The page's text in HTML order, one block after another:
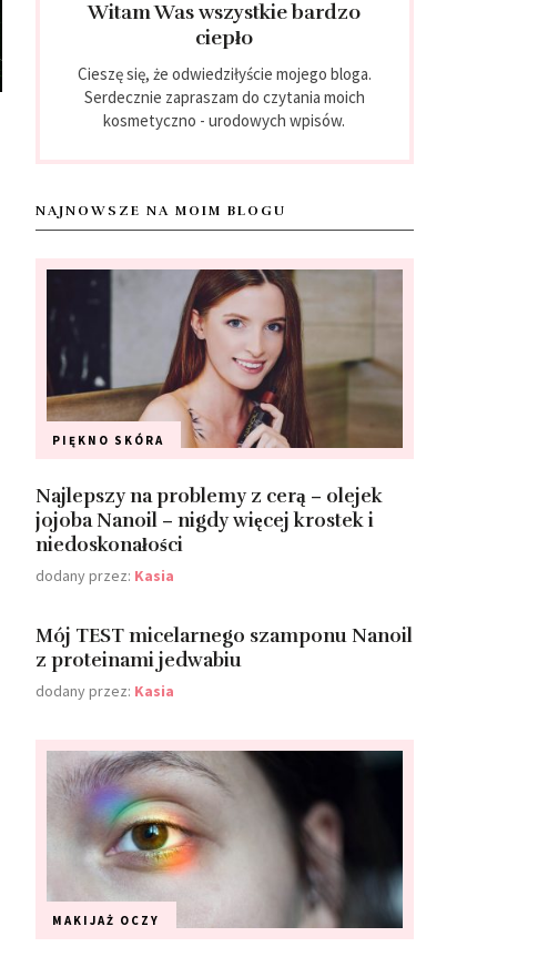
Witam Was wszystkie bardzo
ciepło
Cieszę się, że odwiedziłyście mojego bloga.
Serdecznie zapraszam do czytania moich
kosmetyczno - urodowych wpisów.
NAJNOWSZE NA MOIM BLOGU
PIĘKNO SKÓRA
Najlepszy na problemy z cerą – olejek
jojoba Nanoil – nigdy więcej krostek i
niedoskonałości
dodany przez: Kasia
Mój TEST micelarnego szamponu Nanoil
z proteinami jedwabiu
dodany przez: Kasia
MAKIJAŻ OCZY